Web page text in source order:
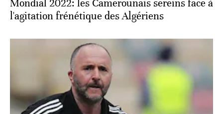
Mondial 2022: les Camerounais sereins face à
l'agitation frénétique des Algériens